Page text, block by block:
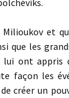
et
que les
ont appris
façon les
créer un